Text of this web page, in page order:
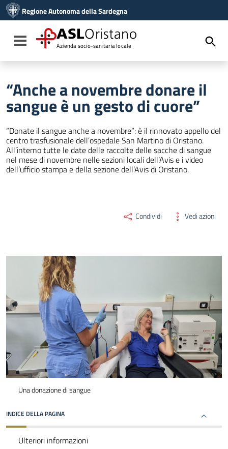
Vai al menu di navigazione
Vai al footer
Regione Autonoma della Sardegna
Toggle navigation
ASLOristano
Azienda socio-sanitaria locale
“Anche a novembre donare il
sangue è un gesto di cuore”
“Donate il sangue anche a novembre”: è il rinnovato appello del
centro trasfusionale dell’ospedale San Martino di Oristano.
All’interno tutte le date delle raccolte delle sacche di sangue
nel mese di novembre nelle sezioni locali dell’Avis e i video
dell’ufficio stampa e della sezione dell’Avis di Oristano.
Condividi Vedi azioni
Una donazione di sangue
INDICE DELLA PAGINA
Ulteriori informazioni